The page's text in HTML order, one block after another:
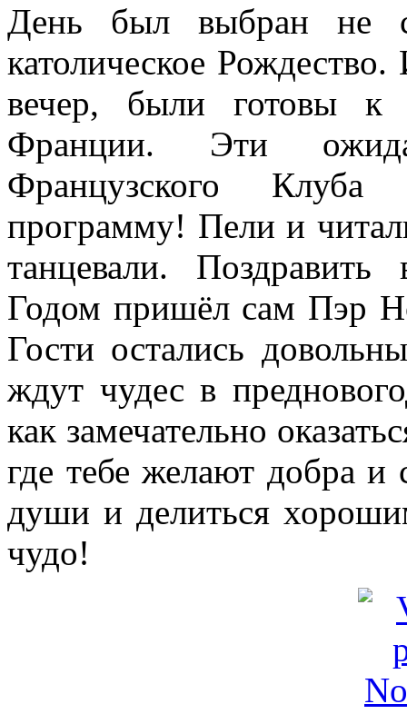
День был выбран не
католическое
вечер, были готовы к
Франции. Эти
Французского Клуба
программу! Пели и
танцевали.
Годом пришёл сам Пэр
Гости остались
ждут чудес в
как замечательно
где тебе желают добра и
души и делиться
чудо!